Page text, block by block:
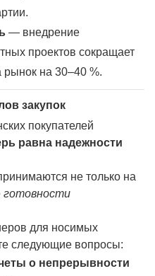
— внедрение
проектов сокращает
на 30–40 %.
закупок
покупателей
равна надежности
не только на
готовности
для носимых
следующие вопросы:
о непрерывности